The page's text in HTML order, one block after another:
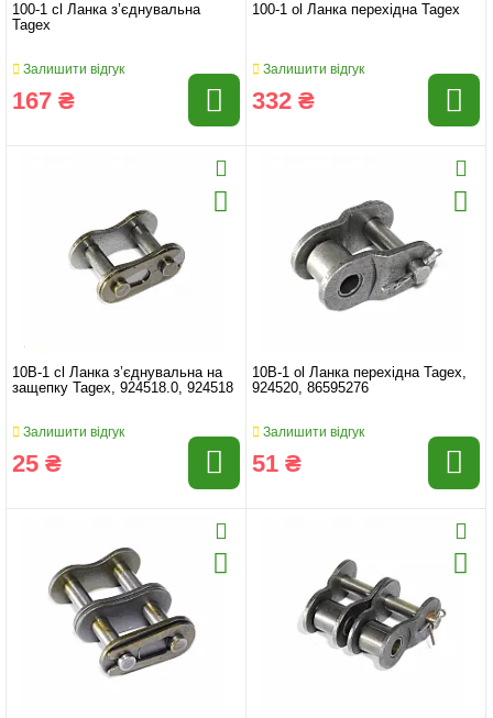
100-1 cl Ланка з’єднувальна
Tagex
Залишити відгук
167 ₴
100-1 ol Ланка перехідна Tagex
Залишити відгук
332 ₴
10B-1 cl Ланка з’єднувальна на
защепку Tagex, 924518.0, 924518
Залишити відгук
25 ₴
10B-1 ol Ланка перехідна Tagex,
924520, 86595276
Залишити відгук
51 ₴